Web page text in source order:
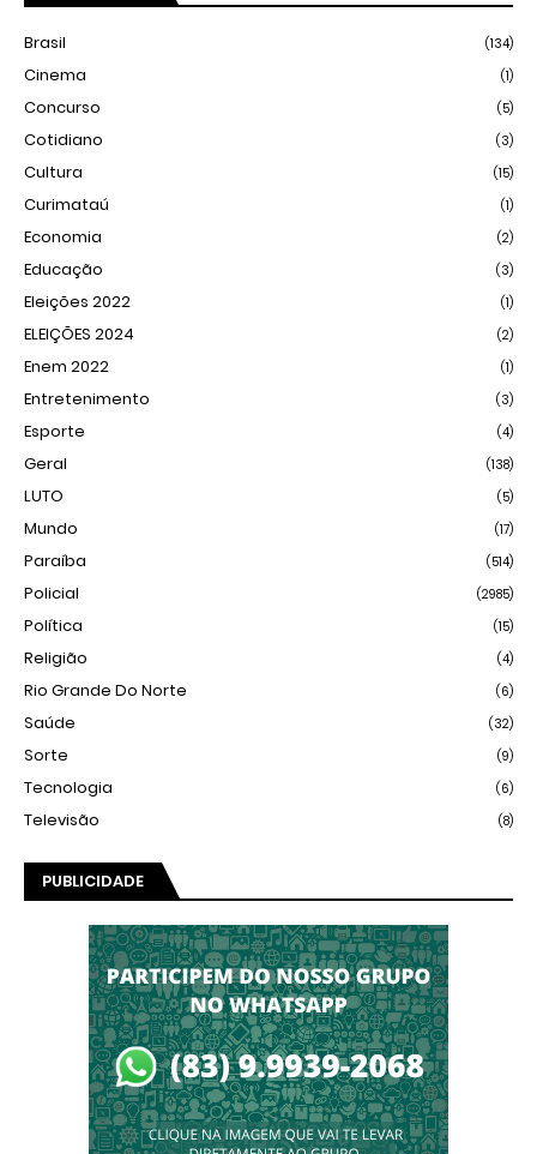
Brasil (134)
Cinema (1)
Concurso (5)
Cotidiano (3)
Cultura (15)
Curimataú (1)
Economia (2)
Educação (3)
Eleições 2022 (1)
ELEIÇÕES 2024 (2)
Enem 2022 (1)
Entretenimento (3)
Esporte (4)
Geral (138)
LUTO (5)
Mundo (17)
Paraíba (514)
Policial (2985)
Política (15)
Religião (4)
Rio Grande Do Norte (6)
Saúde (32)
Sorte (9)
Tecnologia (6)
Televisão (8)
PUBLICIDADE